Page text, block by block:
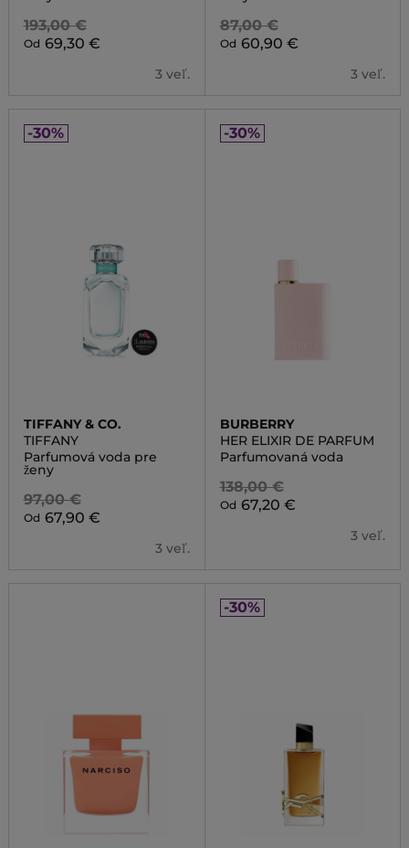
193,00 €
Od 69,30 €
3 veľ.
87,00 €
Od 60,90 €
3 veľ.
-30%
TIFFANY & CO.
TIFFANY
Parfumová voda pre
ženy
97,00 €
Od 67,90 €
3 veľ.
-30%
BURBERRY
HER ELIXIR DE PARFUM
Parfumovaná voda
138,00 €
Od 67,20 €
3 veľ.
-30%